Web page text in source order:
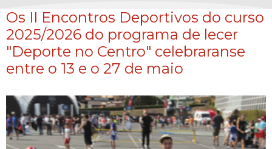
Os II Encontros Deportivos do curso
2025/2026 do programa de lecer
"Deporte no Centro" celebraranse
entre o 13 e o 27 de maio